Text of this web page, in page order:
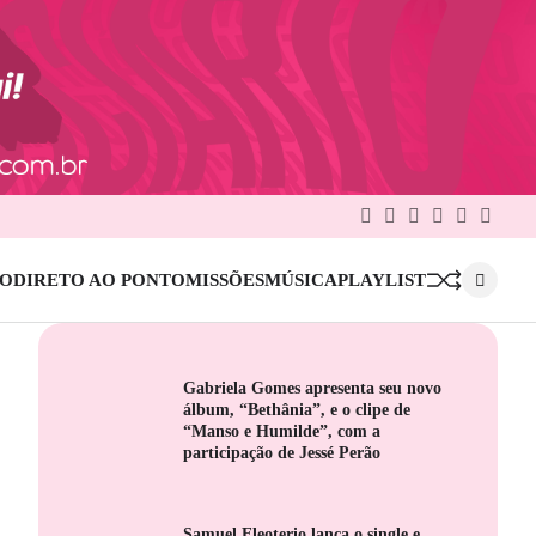
Facebook
Twitter
Google
Linkedin
Pinterest
DIRETO AO PONTOMISSÕESMÚSICAPLAYLIST
Gabriela Gomes apresenta seu novo
álbum, “Bethânia”, e o clipe de
“Manso e Humilde”, com a
participação de Jessé Perão